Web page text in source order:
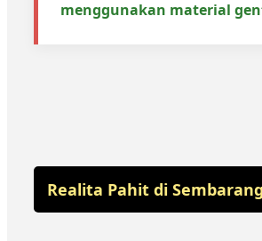
menggunakan material
Realita Pahit di